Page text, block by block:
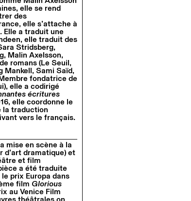
elle se rend
des
elle s’attache à
Elle a traduit une
elle traduit des
Stridsberg,
Malin Axelsson,
romans (Le Seuil,
Mankell, Sami Saïd,
fondatrice de
elle a codirigé
écritures
elle coordonne le
la traduction
vers le français.
mise en scène à la
d’art dramatique) et
et film
a été traduite
prix Europa dans
film Glorious
au Venice Film